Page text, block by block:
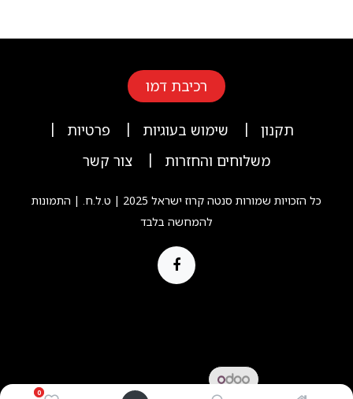
0
רכיבת דמו
תקנון | שימוש בעוגיות | פרטיות
|
משלוחים והחזרות
| צור קשר
כל הזכויות שמורות סנטה קרוז ישראל 2025 | ט.ל.ח. | התמונות
להמחשה בלבד